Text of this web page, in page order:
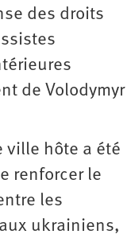
des droits
de Volodymyr
ville hôte a été
renforcer le
les
ukrainiens,